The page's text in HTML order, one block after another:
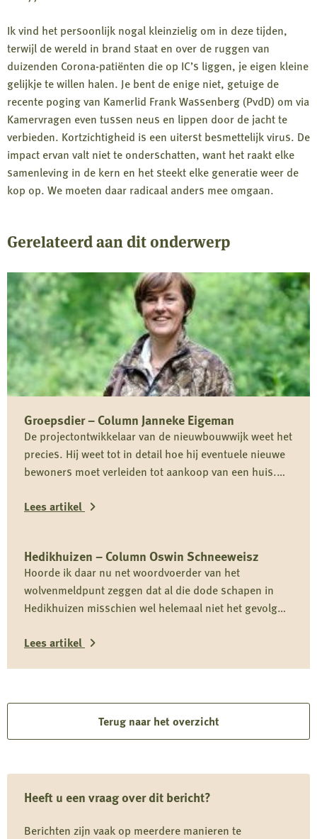
Heeft u een vraag over dit bericht?
Berichten zijn vaak op meerdere manieren te
Ik vind het persoonlijk nogal kleinzielig om in deze tijden,
terwijl de wereld in brand staat en over de ruggen van
duizenden Corona-patiënten die op IC’s liggen, je eigen kleine
gelijkje te willen halen. Je bent de enige niet, getuige de
recente poging van Kamerlid Frank Wassenberg (PvdD) om via
Kamervragen even tussen neus en lippen door de jacht te
verbieden. Kortzichtigheid is een uiterst besmettelijk virus. De
impact ervan valt niet te onderschatten, want het raakt elke
samenleving in de kern en het steekt elke generatie weer de
kop op. We moeten daar radicaal anders mee omgaan.
Gerelateerd aan dit onderwerp
Groepsdier – Column Janneke Eigeman
De projectontwikkelaar van de nieuwbouwwijk weet het
precies. Hij weet tot in detail hoe hij eventuele nieuwe
bewoners moet verleiden tot aankoop van een huis.
dat er straks een wijk staat waarin elk huis nagenoeg
Lees artikel
meer
over
Groepsdier
Column
Hedikhuizen – Column Oswin Schneeweisz
Hoorde ik daar nu net woordvoerder van het
wolvenmeldpunt zeggen dat al die dode schapen in
Hedikhuizen misschien wel helemaal niet het gevolg
beetje alle kranten en tijdschriften. Boer Jos Verhulst
Lees artikel
Hedikhuizen
Column
Oswin
Terug naar het overzicht